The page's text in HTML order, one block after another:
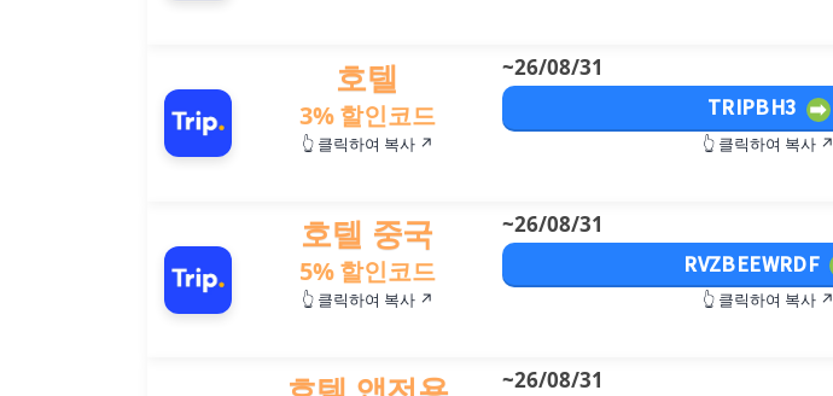
호텔
3% 할인코드
👆 클릭하여 복사 ↗
~26/08/31
TRIPBH3
👆 클릭하여 복사 ↗
호텔 중국
5% 할인코드
👆 클릭하여 복사 ↗
~26/08/31
RVZBEEWRDF
👆 클릭하여 복사 ↗
~26/08/31